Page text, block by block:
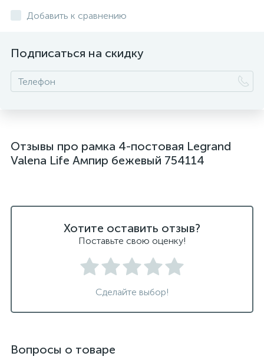
Добавить к сравнению
Подписаться на скидку
Отзывы про рамка 4-постовая Legrand
Valena Life Ампир бежевый 754114
Хотите оставить отзыв?
Поставьте свою оценку!
Сделайте выбор!
Вопросы о товаре